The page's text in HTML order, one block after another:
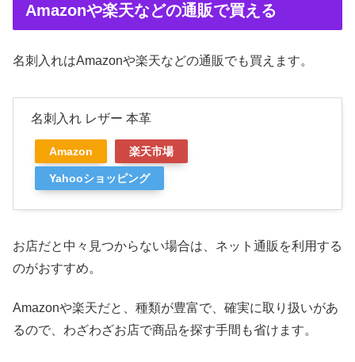
Amazonや楽天などの通販で買える
名刺入れはAmazonや楽天などの通販でも買えます。
名刺入れ レザー 本革
Amazon 楽天市場
Yahooショッピング
お店だと中々見つからない場合は、ネット通販を利用する
のがおすすめ。
Amazonや楽天だと、種類が豊富で、確実に取り扱いがあ
るので、わざわざお店で商品を探す手間も省けます。